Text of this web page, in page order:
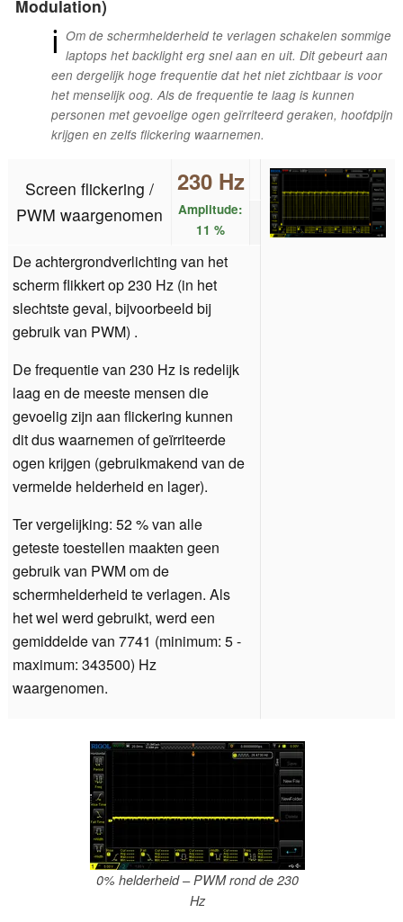
Modulation)
ℹ Om de schermhelderheid te verlagen schakelen sommige
laptops het backlight erg snel aan en uit. Dit gebeurt aan
een dergelijk hoge frequentie dat het niet zichtbaar is voor
het menselijk oog. Als de frequentie te laag is kunnen
personen met gevoelige ogen geïrriteerd geraken, hoofdpijn
krijgen en zelfs flickering waarnemen.
Screen flickering /
PWM waargenomen
230 Hz
Amplitude:
11 %
De achtergrondverlichting van het
scherm flikkert op 230 Hz (in het
slechtste geval, bijvoorbeeld bij
gebruik van PWM) .
De frequentie van 230 Hz is redelijk
laag en de meeste mensen die
gevoelig zijn aan flickering kunnen
dit dus waarnemen of geïrriteerde
ogen krijgen (gebruikmakend van de
vermelde helderheid en lager).
Ter vergelijking: 52 % van alle
geteste toestellen maakten geen
gebruik van PWM om de
schermhelderheid te verlagen. Als
het wel werd gebruikt, werd een
gemiddelde van 7741 (minimum: 5 -
maximum: 343500) Hz
waargenomen.
0% helderheid – PWM rond de 230
Hz